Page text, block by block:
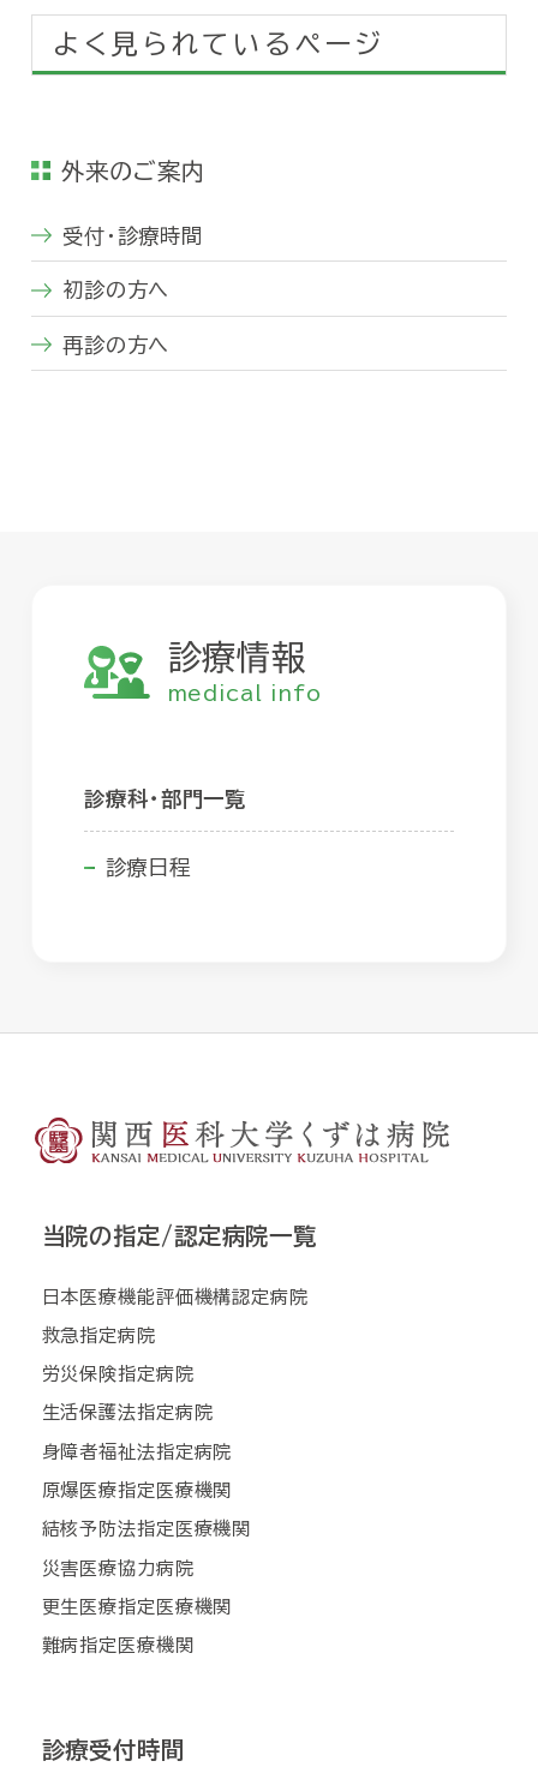
よく見られているページ
外来のご案内
受付・診療時間
初診の方へ
再診の方へ
診療情報
medical info
診療科・部門一覧
診療日程
当院の指定/認定病院一覧
日本医療機能評価機構認定病院
救急指定病院
労災保険指定病院
生活保護法指定病院
身障者福祉法指定病院
原爆医療指定医療機関
結核予防法指定医療機関
災害医療協力病院
更生医療指定医療機関
難病指定医療機関
診療受付時間